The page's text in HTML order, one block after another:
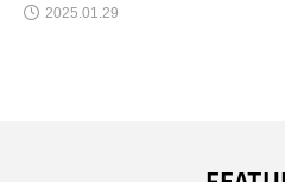
2025.01.29